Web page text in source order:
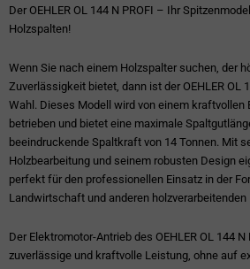
Der OEHLER OL 144 N PROFI – Ihr
Holzspalten!
Wenn Sie nach einem Holzspalter suchen, der
Zuverlässigkeit bietet, dann ist der OEHLER OL
Wahl. Dieses Modell wird von einem kraftvollen
betrieben und bietet eine maximale
beeindruckende Spaltkraft von 14 Tonnen. Mit
Holzbearbeitung und seinem robusten Design
perfekt für den professionellen Einsatz in der
Landwirtschaft und anderen holzverarbeitenden
Der Elektromotor-Antrieb des OEHLER OL 144
zuverlässige und kraftvolle Leistung, ohne auf